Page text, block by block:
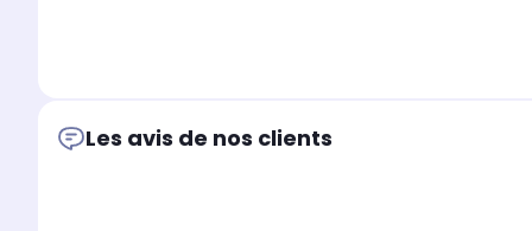
Pour ce faire, nous vous recommandons d’ouvrir un
Cette démarche permettra à notre service client de
Les avis de nos clients